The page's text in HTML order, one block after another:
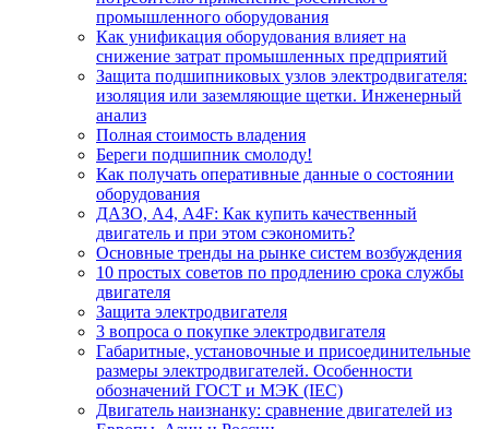
промышленного оборудования
Как унификация оборудования влияет на
снижение затрат промышленных предприятий
Защита подшипниковых узлов электродвигателя:
изоляция или заземляющие щетки. Инженерный
анализ
Полная стоимость владения
Береги подшипник смолоду!
Как получать оперативные данные о состоянии
оборудования
ДАЗО, А4, А4F: Как купить качественный
двигатель и при этом сэкономить?
Основные тренды на рынке систем возбуждения
10 простых советов по продлению срока службы
двигателя
Защита электродвигателя
3 вопроса о покупке электродвигателя
Габаритные, установочные и присоединительные
размеры электродвигателей. Особенности
обозначений ГОСТ и МЭК (IEC)
Двигатель наизнанку: сравнение двигателей из